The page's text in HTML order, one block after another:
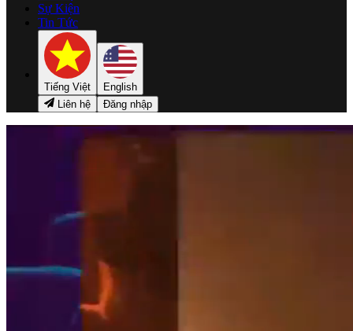
Sự Kiện
Tin Tức
Tiếng Việt
★ ★
★ ★
★ ★
English
Liên hệ
Đăng nhập